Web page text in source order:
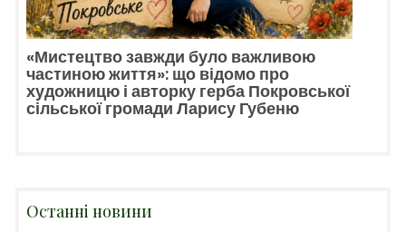
«Мистецтво завжди було важливою
частиною життя»: що відомо про
художницю і авторку герба Покровської
сільської громади Ларису Губеню
Останні новини